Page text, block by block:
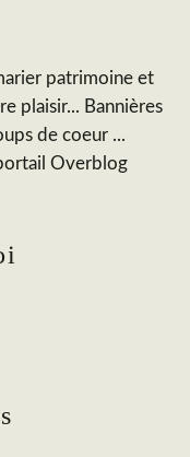
patrimoine et
plaisir... Bannières
de coeur ...
Overblog